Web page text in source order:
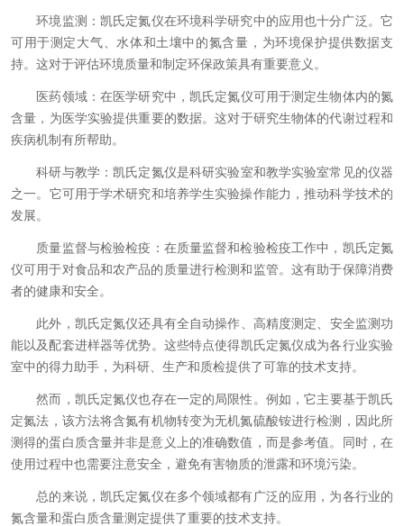
环境监测：凯氏定氮仪在环境科学研究中的应用也十分广泛。它
可用于测定大气、水体和土壤中的氮含量，为环境保护提供数据支
持。这对于评估环境质量和制定环保政策具有重要意义。
医药领域：在医学研究中，凯氏定氮仪可用于测定生物体内的氮
含量，为医学实验提供重要的数据。这对于研究生物体的代谢过程和
疾病机制有所帮助。
科研与教学：凯氏定氮仪是科研实验室和教学实验室常见的仪器
之一。它可用于学术研究和培养学生实验操作能力，推动科学技术的
发展。
质量监督与检验检疫：在质量监督和检验检疫工作中，凯氏定氮
仪可用于对食品和农产品的质量进行检测和监管。这有助于保障消费
者的健康和安全。
此外，凯氏定氮仪还具有全自动操作、高精度测定、安全监测功
能以及配套进样器等优势。这些特点使得凯氏定氮仪成为各行业实验
室中的得力助手，为科研、生产和质检提供了可靠的技术支持。
然而，凯氏定氮仪也存在一定的局限性。例如，它主要基于凯氏
定氮法，该方法将含氮有机物转变为无机氮硫酸铵进行检测，因此所
测得的蛋白质含量并非是意义上的准确数值，而是参考值。同时，在
使用过程中也需要注意安全，避免有害物质的泄露和环境污染。
总的来说，凯氏定氮仪在多个领域都有广泛的应用，为各行业的
氮含量和蛋白质含量测定提供了重要的技术支持。